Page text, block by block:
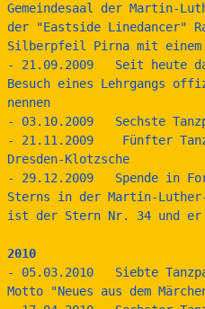
Gemeindesaal der Martin-
der "Eastside Linedancer"
Silberpfeil Pirna mit
- 21.09.2009   Seit heute
Besuch eines Lehrgangs
nennen
- 03.10.2009   Sechste
- 21.11.2009    Fünfter
Dresden-Klotzsche
- 29.12.2009   Spende in
Sterns in der Martin-
ist der Stern Nr. 34 und er
2010
- 05.03.2010   Siebte
Motto "Neues aus dem